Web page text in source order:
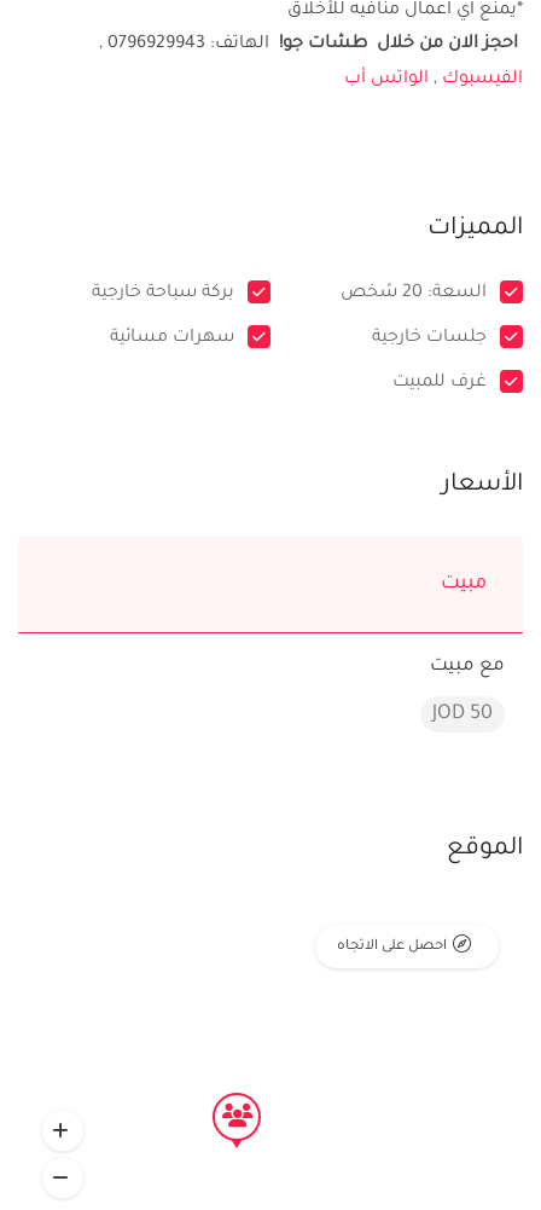
*يمنع اي اعمال منافيه للأخلاق
احجز الان من خلال طشات جو! الهاتف: 0796929943 ,
الفيسبوك , الواتس أب
المميزات
السعة: 20 شخص بركة سباحة خارجية
جلسات خارجية سهرات مسائية
غرف للمبيت
الأسعار
مبيت
مع مبيت
50 JOD
الموقع
احصل على الاتجاه